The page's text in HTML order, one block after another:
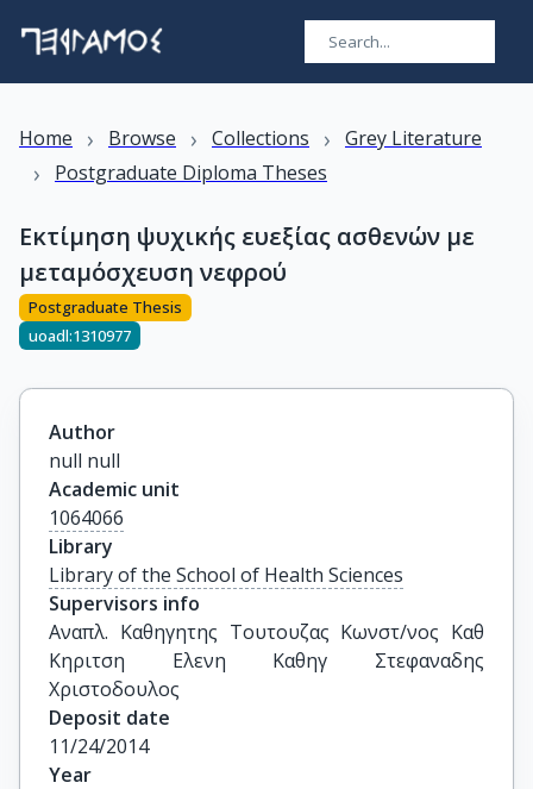
Home › Browse › Collections › Grey Literature
› Postgraduate Diploma Theses
Εκτίμηση ψυχικής ευεξίας ασθενών με
μεταμόσχευση νεφρού
Postgraduate Thesis
uoadl:1310977
Author
null null
Academic unit
1064066
Library
Library of the School of Health Sciences
Supervisors info
Αναπλ. Καθηγητης Τουτουζας Κωνστ/νος Καθ
Κηριτση Ελενη Καθηγ Στεφαναδης
Χριστοδουλος
Deposit date
11/24/2014
Year